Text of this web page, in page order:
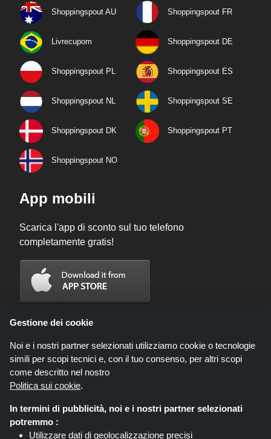
Shoppingspout AU Shoppingspout FR
Livrecupom Shoppingspout DE
Shoppingspout PL Shoppingspout ES
Shoppingspout NL Shoppingspout SE
Shoppingspout DK Shoppingspout PT
Shoppingspout NO
App mobili
Scarica l'app di sconto sul tuo telefono
completamente gratis!
Codicegratuito.it è un sito web all'interno del quale potrai trovare migliaia di
Gestione dei cookie
Noi e i nostri partner selezionati utilizziamo cookie o tecnologie
simili per scopi tecnici e, con il tuo consenso, per altri scopi
come descritto nel nostro
Politica sui cookie.
In termini di pubblicità, noi e i nostri partner selezionati
potremmo :
Utilizzare dati di geolocalizzazione precisi